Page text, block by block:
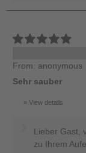
From: anonymous
Sehr sauber
View details
Lieber Gast,
zu Ihrem